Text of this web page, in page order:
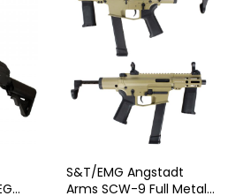
S&T/EMG Angstadt
Arms SCW-9 Full Metal